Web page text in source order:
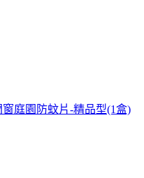
庭園防蚊片-精品型(1盒)